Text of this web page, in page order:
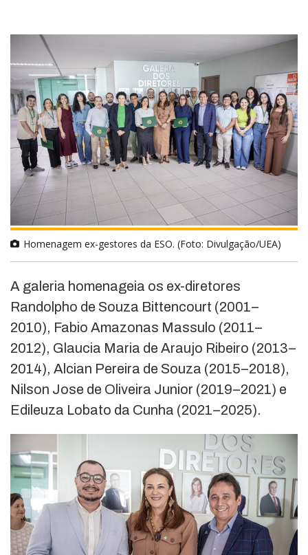
Homenagem ex-gestores da ESO. (Foto: Divulgação/UEA)
A galeria homenageia os ex-diretores
Randolpho de Souza Bittencourt (2001–
2010), Fabio Amazonas Massulo (2011–
2012), Glaucia Maria de Araujo Ribeiro (2013–
2014), Alcian Pereira de Souza (2015–2018),
Nilson Jose de Oliveira Junior (2019–2021) e
Edileuza Lobato da Cunha (2021–2025).